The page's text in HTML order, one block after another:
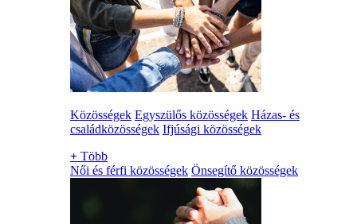
Közösségek Egyszülős közösségek Házas- és
családközösségek Ifjúsági közösségek
+ Több
Női és férfi közösségek Önsegítő közösségek